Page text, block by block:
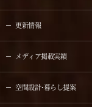
更新情報
メディア掲載実績
空間設計・暮らし提案